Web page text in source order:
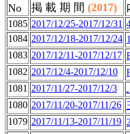
No 掲 載 期 間 (2017)
1085 2017/12/25-2017/12/31
1084 2017/12/18-2017/12/24
1083 2017/12/11-2017/12/17
1082 2017/12/4-2017/12/10
1081 2017/11/27-2017/12/3
1080 2017/11/20-2017/11/26
1079 2017/11/13-2017/11/19